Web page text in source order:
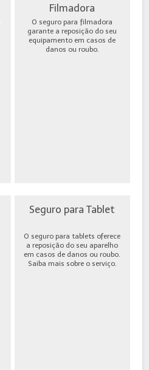
Filmadora
O seguro para filmadora
garante a reposição do seu
equipamento em casos de
danos ou roubo.
Seguro para Tablet
O seguro para tablets oferece
a reposição do seu aparelho
em casos de danos ou roubo.
Saiba mais sobre o serviço.